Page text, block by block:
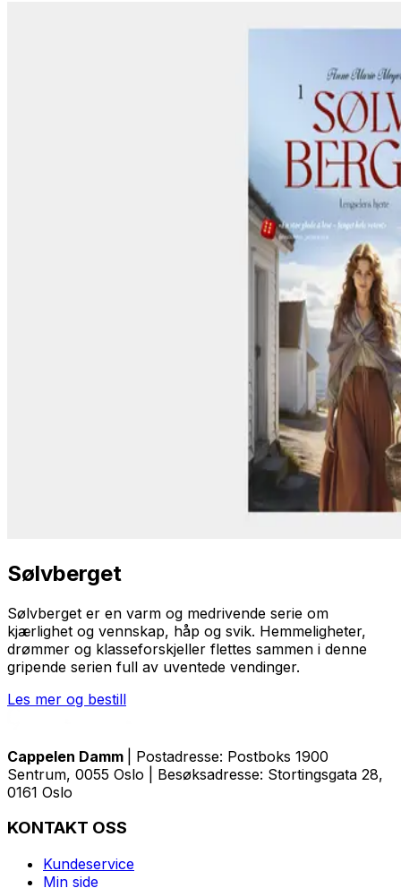
Sølvberget
Sølvberget er en varm og medrivende serie om
kjærlighet og vennskap, håp og svik. Hemmeligheter,
drømmer og klasseforskjeller flettes sammen i denne
gripende serien full av uventede vendinger.
Les mer og bestill
Cappelen Damm
| Postadresse: Postboks 1900
Sentrum, 0055 Oslo | Besøksadresse: Stortingsgata 28,
0161 Oslo
KONTAKT OSS
Kundeservice
Min side